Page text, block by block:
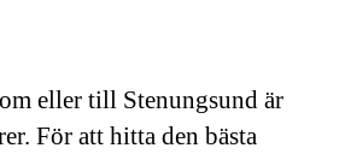
eller till Stenungsund är
För att hitta den bästa